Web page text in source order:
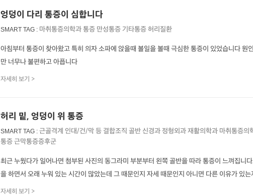
엉덩이 다리 통증이 심합니다
SMART TAG : 마취통증의학과통증 만성통증 기타통증허리질환
아침부터 통증이 찾아왔고 특히 의자 소파에 앉을때 볼일을 볼때 극심한 통증이 있었습니다 원
만 너무나 불편하고 아픕니다
자세히 보기 >
허리 밑, 엉덩이 위 통증
SMART TAG : 근골격계 인대/건/막 등 결합조직 골반신경과정형외과재활의학과 마취통증의
통증근막통증증후군
최근 누웠다가 일어나면 첨부된 사진의 동그라미 부분부터 왼쪽 골반을 따라 통증이 느껴집니
을 하면서 오래 누워 있는 시간이 많았는데 그 때문인지 자세 때문인지 아니면 다른 이유가 있는
자세히 보기 >